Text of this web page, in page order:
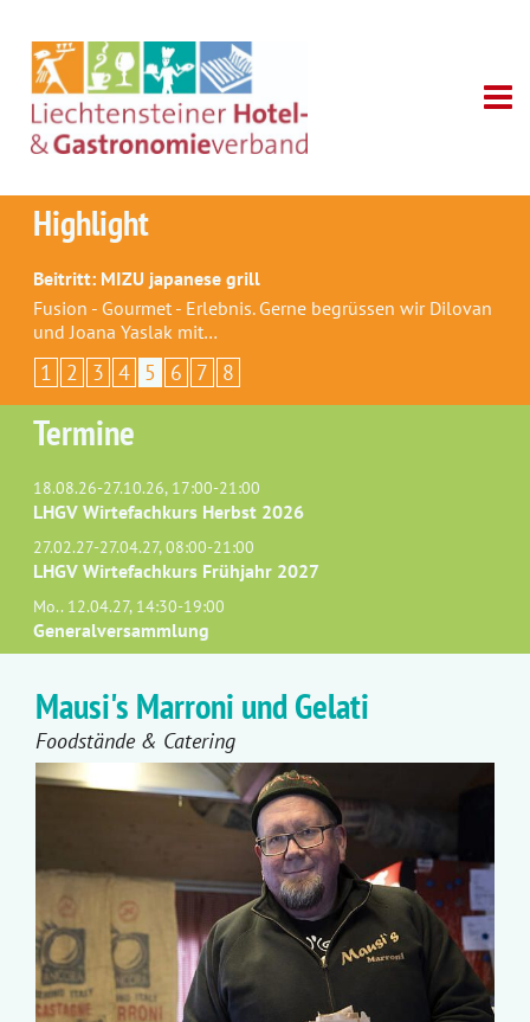
Highlight
Beitritt: MIZU japanese grill
Fusion - Gourmet - Erlebnis. Gerne begrüssen wir Dilovan
und Joana Yaslak mit…
1 2 3 4 5 6 7 8
Termine
18.08.26-27.10.26, 17:00-21:00
LHGV Wirtefachkurs Herbst 2026
27.02.27-27.04.27, 08:00-21:00
LHGV Wirtefachkurs Frühjahr 2027
Mo.. 12.04.27, 14:30-19:00
Generalversammlung
Mausi's Marroni und Gelati
Foodstände & Catering